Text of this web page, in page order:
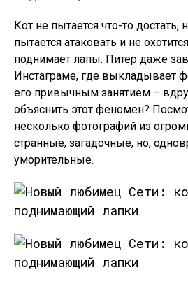
Кот не пытается что-то достать,
пытается атаковать и не
поднимает лапы. Питер даже
Инстаграме, где выкладывает
его привычным занятием –
объяснить этот феномен?
несколько фотографий из
странные, загадочные, но,
уморительные.